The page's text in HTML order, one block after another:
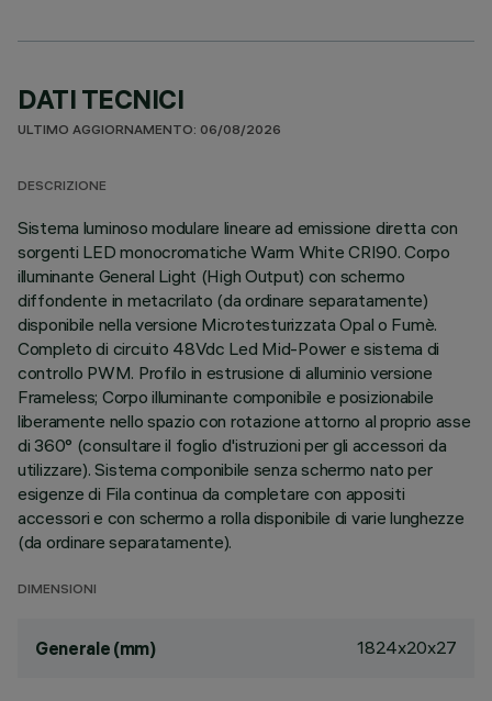
DATI TECNICI
ULTIMO AGGIORNAMENTO: 06/08/2026
DESCRIZIONE
Sistema luminoso modulare lineare ad emissione diretta con
sorgenti LED monocromatiche Warm White CRI90. Corpo
illuminante General Light (High Output) con schermo
diffondente in metacrilato (da ordinare separatamente)
disponibile nella versione Microtesturizzata Opal o Fumè.
Completo di circuito 48Vdc Led Mid-Power e sistema di
controllo PWM. Profilo in estrusione di alluminio versione
Frameless; Corpo illuminante componibile e posizionabile
liberamente nello spazio con rotazione attorno al proprio asse
di 360° (consultare il foglio d'istruzioni per gli accessori da
utilizzare). Sistema componibile senza schermo nato per
esigenze di Fila continua da completare con appositi
accessori e con schermo a rolla disponibile di varie lunghezze
(da ordinare separatamente).
DIMENSIONI
Generale (mm) 1824x20x27